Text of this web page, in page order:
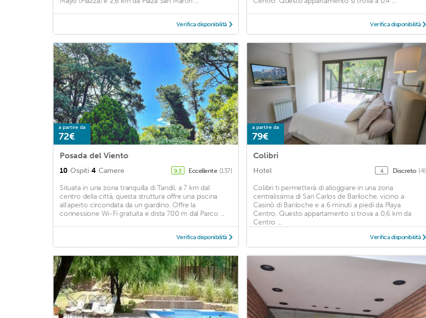
Verifica disponibilità Verifica disponibilità
a partire da
72€
Posada del Viento
10 Ospiti 4 Camere 9,3 Eccellente (137)
Situata in una zona tranquilla di Tandil, a 7 km dal
centro della città, questa struttura offre una piscina
all'aperto circondata da un giardino. Offre la
connessione Wi-Fi gratuita e dista 700 m dal Parco ...
Verifica disponibilità
a partire da
79€
Colibri
Hotel 4 Discreto (4)
Colibri ti permetterà di alloggiare in una zona
centralissima di San Carlos de Bariloche, vicino a
Casinò di Bariloche e a 6 minuti a piedi da Playa
Centro. Questo appartamento si trova a 0,6 km da
Centro ...
Verifica disponibilità